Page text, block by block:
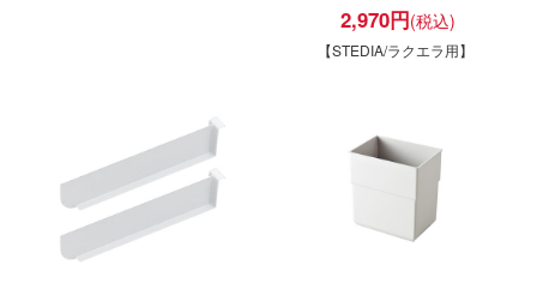
2,970円
【STEDIA/ラクエラ用】